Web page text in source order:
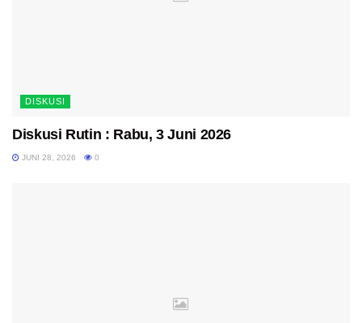
DISKUSI
Diskusi Rutin : Rabu, 3 Juni 2026
JUNI 28, 2026 0